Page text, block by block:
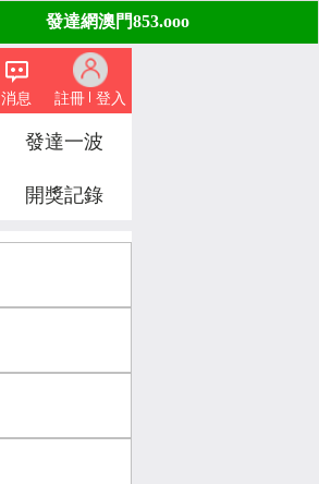
註冊 登入
消息
發達一波
開獎記錄